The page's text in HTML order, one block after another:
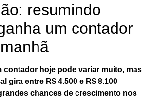
resumindo
um contador
contador hoje pode variar muito, mas
gira entre R$ 4.500 e R$ 8.100
chances de crescimento nos